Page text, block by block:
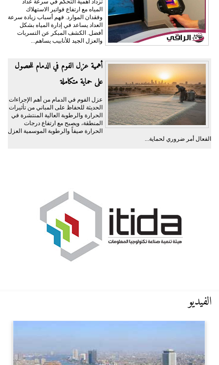
تزداد أهمية التحكم في سرعة عداد
المياه مع ارتفاع فواتير الاستهلاك
وفقدان الموارد. فهم أسباب زيادة سرعة
العداد يساعد في إدارة المياه بشكل
أفضل. الكشف المبكر عن التسربات
والعزل الجيد للأنابيب يساهم...
أهمية عزل الفوم في الدمام للحصول
على حماية متكاملة
عزل الفوم في الدمام من أهم الإجراءات
الحديثة للحفاظ على المباني من تأثيرات
الحرارة والرطوبة العالية المنتشرة في
المنطقة، ويصبح مع ارتفاع درجات
الحرارة صيفاً والرطوبة الموسمية العزل
الفعال أمر ضروري لحماية...
الفيديو